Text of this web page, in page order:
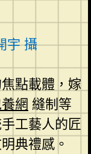
宇 攝
點載體，嫁
網 縫制等
工藝人的匠
典禮感。